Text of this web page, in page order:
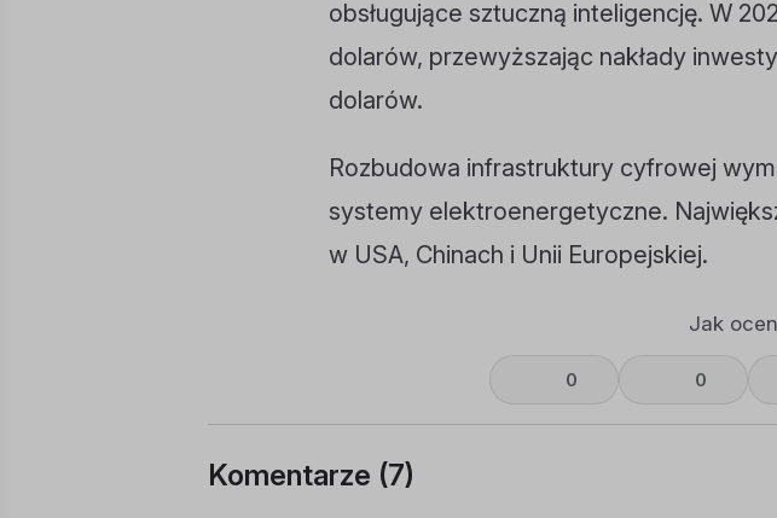
obsługujące sztuczną inteligencję. W
dolarów, przewyższając nakłady
dolarów.
Rozbudowa infrastruktury cyfrowej
systemy elektroenergetyczne.
w USA, Chinach i Unii Europejskiej.
Jak
0 0
Komentarze (7)